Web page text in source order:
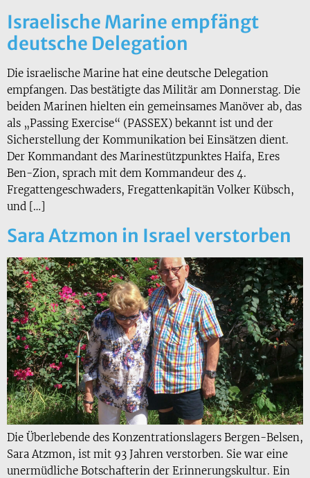
Israelische Marine empfängt
deutsche Delegation
Die israelische Marine hat eine deutsche Delegation
empfangen. Das bestätigte das Militär am Donnerstag. Die
beiden Marinen hielten ein gemeinsames Manöver ab, das
als „Passing Exercise“ (PASSEX) bekannt ist und der
Sicherstellung der Kommunikation bei Einsätzen dient.
Der Kommandant des Marinestützpunktes Haifa, Eres
Ben-Zion, sprach mit dem Kommandeur des 4.
Fregattengeschwaders, Fregattenkapitän Volker Kübsch,
und […]
Sara Atzmon in Israel verstorben
Die Überlebende des Konzentrationslagers Bergen-Belsen,
Sara Atzmon, ist mit 93 Jahren verstorben. Sie war eine
unermüdliche Botschafterin der Erinnerungskultur. Ein